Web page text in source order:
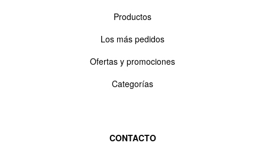
Productos
Los más pedidos
Ofertas y promociones
Categorías
CONTACTO